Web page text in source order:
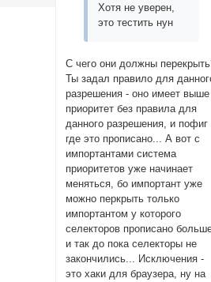
Хотя не уверен,
это тестить нун
С чего они должны
Ты задал правило для
разрешения - оно имеет выше
приоритет без правила для
данного разрешения, и пофиг
где это прописано... А вот с
импортантами система
приоритетов уже начинает
меняться, бо импортант уже
можно перкрыть только
импортантом у которого
селекторов прописано
и так до пока селекторы не
закончились... Исключения -
это хаки для браузера, ну на